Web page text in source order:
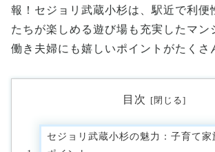
報！セジョリ武蔵小杉は、駅近で利便
たちが楽しめる遊び場も充実したマン
働き夫婦にも嬉しいポイントがたくさ
目次
セジョリ武蔵小杉の魅力：子育て家